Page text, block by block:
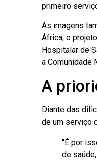
primeiro
As imagens
África; o
Hospitalar de
a Comunidade
A
Diante das
de um serviço
“É por
de